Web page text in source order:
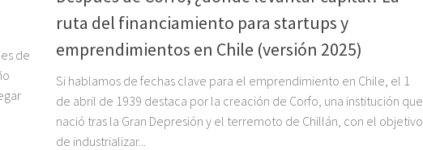
de
ruta del financiamiento para startups y
emprendimientos en Chile (versión 2025)
Si hablamos de fechas clave para el emprendimiento en Chile, el 1
de abril de 1939 destaca por la creación de Corfo, una institución que
nació tras la Gran Depresión y el terremoto de Chillán, con el objetivo
de industrializar...